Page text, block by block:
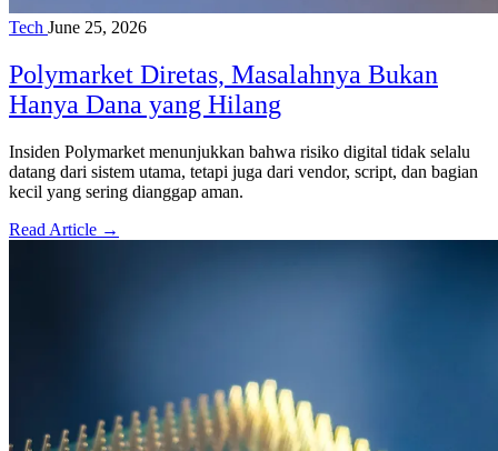
Tech June 25, 2026
Polymarket Diretas, Masalahnya Bukan
Hanya Dana yang Hilang
Insiden Polymarket menunjukkan bahwa risiko digital tidak selalu
datang dari sistem utama, tetapi juga dari vendor, script, dan bagian
kecil yang sering dianggap aman.
Read Article →